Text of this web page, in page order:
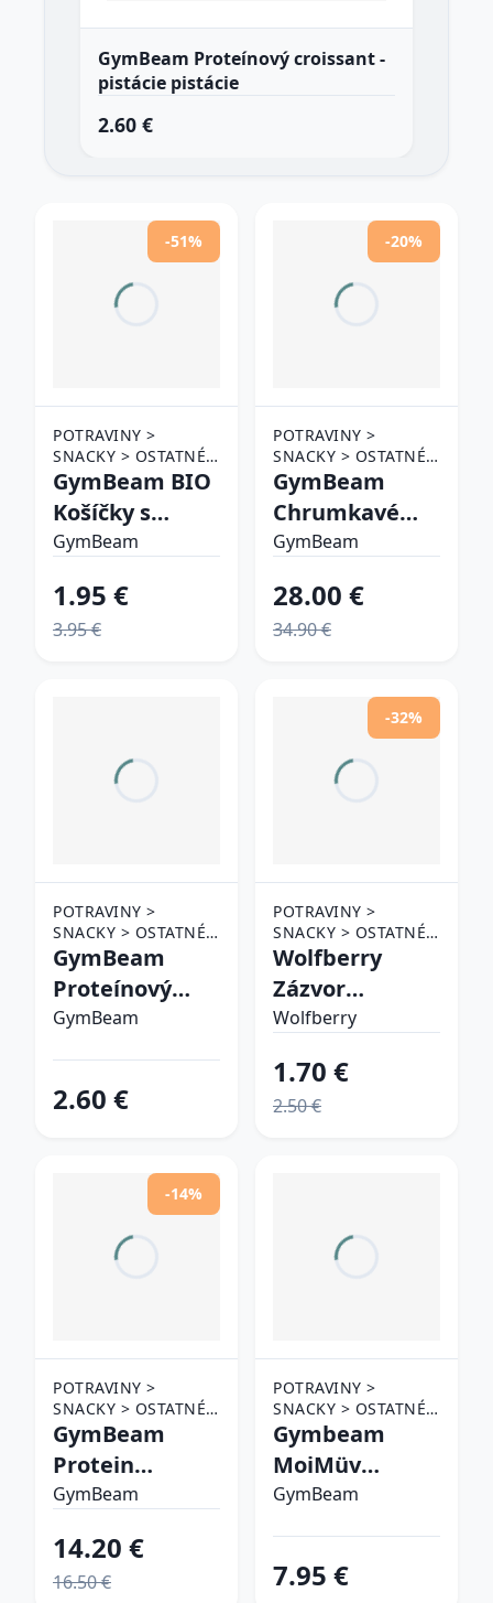
GymBeam Proteínový croissant -
pistácie pistácie
2.60 €
-51%
POTRAVINY >
SNACKY > OSTATNÉ
SNACKY
GymBeam BIO
Košíčky s
arašidovým
GymBeam
1.95 €
3.95 €
-20%
POTRAVINY >
SNACKY > OSTATNÉ
SNACKY
GymBeam
Chrumkavé
zelené
GymBeam
28.00 €
34.90 €
POTRAVINY >
SNACKY > OSTATNÉ
SNACKY
GymBeam
Proteínový
croissant s
bobuľovité
GymBeam
2.60 €
-32%
POTRAVINY >
SNACKY > OSTATNÉ
SNACKY
Wolfberry
Zázvor
kandizovaný
Wolfberry
1.70 €
2.50 €
-14%
POTRAVINY >
SNACKY > OSTATNÉ
SNACKY
GymBeam
Protein
Clusters
čokoláda
GymBeam
14.20 €
16.50 €
POTRAVINY >
SNACKY > OSTATNÉ
SNACKY
Gymbeam
MoiMüv
Protein
čokoláda
GymBeam
7.95 €